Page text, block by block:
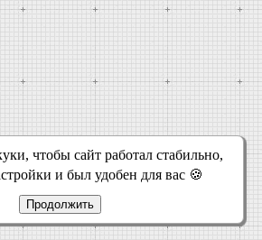
чтобы сайт работал стабильно,
и был удобен для вас 🍪
Продолжить